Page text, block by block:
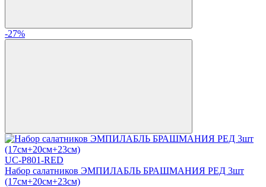
-27%
UC-P801-RED
Набор салатников ЭМПИЛАБЛЬ БРАШМАНИЯ РЕД 3шт
(17см+20см+23см)